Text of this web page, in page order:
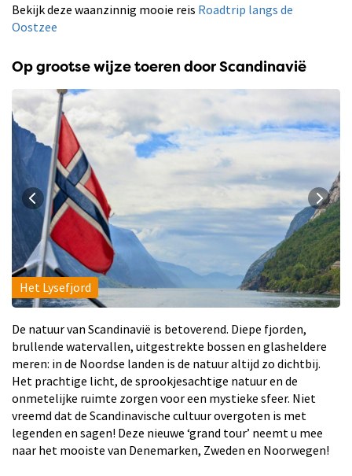
Bekijk deze waanzinnig mooie reis Roadtrip langs de
Oostzee
Op grootse wijze toeren door Scandinavië
Het Lysefjord
De natuur van Scandinavië is betoverend. Diepe fjorden,
brullende watervallen, uitgestrekte bossen en glasheldere
meren: in de Noordse landen is de natuur altijd zo dichtbij.
Het prachtige licht, de sprookjesachtige natuur en de
onmetelijke ruimte zorgen voor een mystieke sfeer. Niet
vreemd dat de Scandinavische cultuur overgoten is met
legenden en sagen! Deze nieuwe ‘grand tour’ neemt u mee
naar het mooiste van Denemarken, Zweden en Noorwegen!